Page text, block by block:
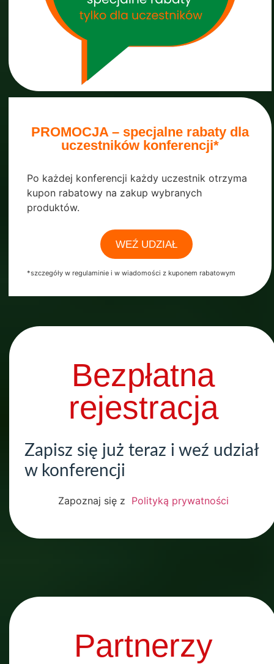
PROMOCJA – specjalne rabaty dla
uczestników konferencji*
Po każdej konferencji każdy uczestnik otrzyma
kupon rabatowy na zakup wybranych
produktów.
WEŹ UDZIAŁ
*szczegóły w regulaminie i w wiadomości z kuponem rabatowym
Bezpłatna
rejestracja
Zapisz się już teraz i weź udział
w konferencji
Zapoznaj się z Polityką prywatności
Partnerzy